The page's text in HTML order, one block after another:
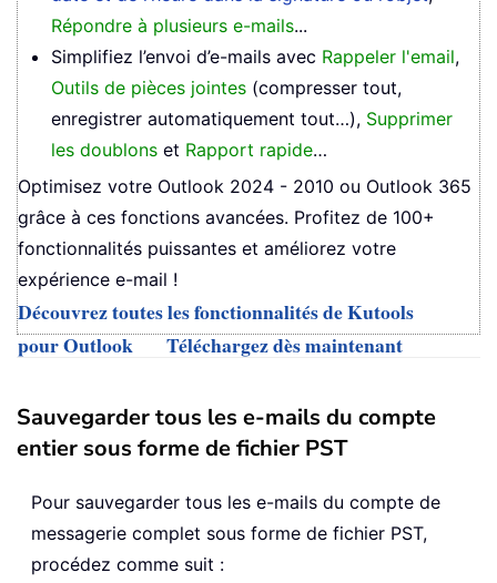
Répondre à plusieurs e-mails...
Simplifiez l’envoi d’e-mails avec Rappeler l'email,
Outils de pièces jointes (compresser tout,
enregistrer automatiquement tout…), Supprimer
les doublons et Rapport rapide…
Optimisez votre Outlook 2024 - 2010 ou Outlook 365
grâce à ces fonctions avancées. Profitez de 100+
fonctionnalités puissantes et améliorez votre
expérience e-mail !
Découvrez toutes les fonctionnalités de Kutools
pour Outlook
Téléchargez dès maintenant
Sauvegarder tous les e-mails du compte
entier sous forme de fichier PST
Pour sauvegarder tous les e-mails du compte de
messagerie complet sous forme de fichier PST,
procédez comme suit :